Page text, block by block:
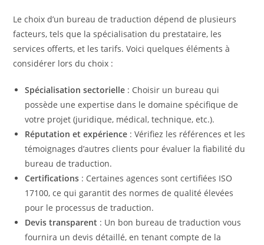
Le choix d’un bureau de traduction dépend de plusieurs
facteurs, tels que la spécialisation du prestataire, les
services offerts, et les tarifs. Voici quelques éléments à
considérer lors du choix :
Spécialisation sectorielle : Choisir un bureau qui
possède une expertise dans le domaine spécifique de
votre projet (juridique, médical, technique, etc.).
Réputation et expérience : Vérifiez les références et les
témoignages d’autres clients pour évaluer la fiabilité du
bureau de traduction.
Certifications : Certaines agences sont certifiées ISO
17100, ce qui garantit des normes de qualité élevées
pour le processus de traduction.
Devis transparent : Un bon bureau de traduction vous
fournira un devis détaillé, en tenant compte de la